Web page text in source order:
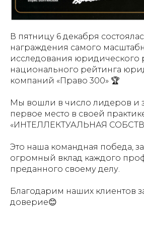
В пятницу 6 декабря
награждения самого
исследования юридического
национального рейтинга
компаний «Право 300» 🏆
Мы вошли в число лидеров и
первое место в своей
«ИНТЕЛЛЕКТУАЛЬНАЯ
Это наша командная победа,
огромный вклад каждого
преданного своему делу.
Благодарим наших клиентов
доверие😊